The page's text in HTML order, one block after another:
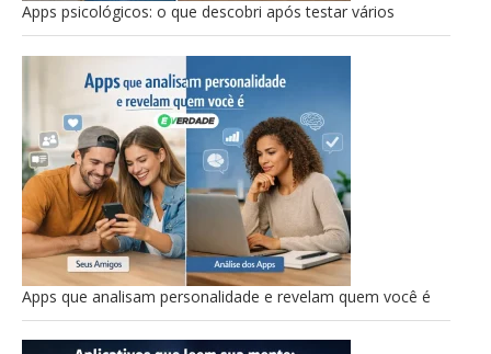
Apps psicológicos: o que descobri após testar vários
Apps que analisam personalidade e revelam quem você é